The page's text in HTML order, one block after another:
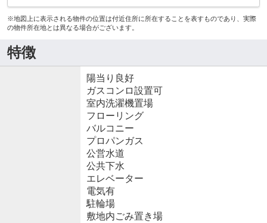
※地図上に表示される物件の位置は付近住所に所在することを表すものであり、実際
の物件所在地とは異なる場合がございます。
特徴
陽当り良好
ガスコンロ設置可
室内洗濯機置場
フローリング
バルコニー
プロパンガス
公営水道
公共下水
エレベーター
電気有
駐輪場
敷地内ごみ置き場